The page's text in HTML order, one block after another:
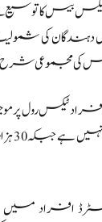
کا توسیع
دہندگان کی
کی مجموعی شرح
میں سے 45 ہزار 12 افراد ٹیکس